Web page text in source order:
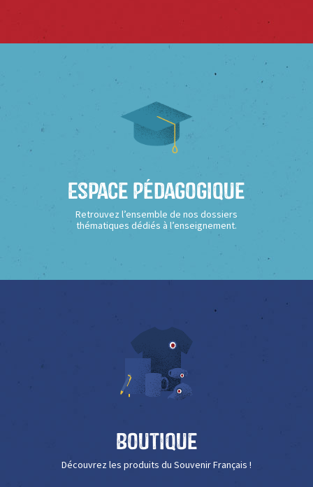
Espace Pédagogique
Retrouvez l’ensemble de nos dossiers
thématiques dédiés à l’enseignement.
Boutique
Découvrez les produits du Souvenir Français !